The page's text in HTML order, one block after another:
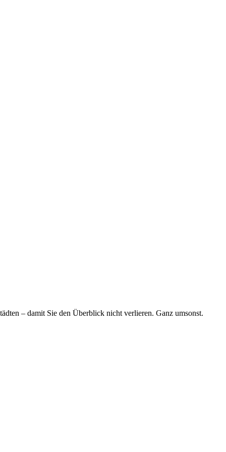
– damit Sie den Überblick nicht verlieren. Ganz umsonst.